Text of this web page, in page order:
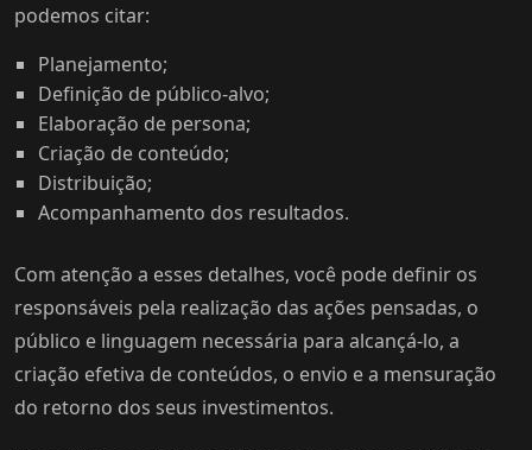
podemos citar:
Planejamento;
Definição de público-alvo;
Elaboração de persona;
Criação de conteúdo;
Distribuição;
Acompanhamento dos resultados.
Com atenção a esses detalhes, você pode definir os
responsáveis pela realização das ações pensadas, o
público e linguagem necessária para alcançá-lo, a
criação efetiva de conteúdos, o envio e a mensuração
do retorno dos seus investimentos.